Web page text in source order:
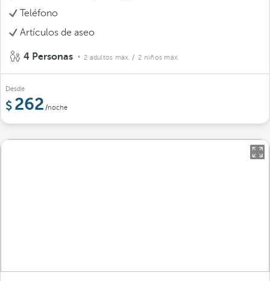
Teléfono
Artículos de aseo
4 Personas 2 adultos máx. / 2 niños máx.
Desde
262 /noche